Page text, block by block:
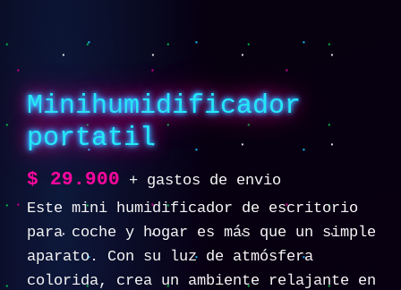
Minihumidificador
portatil
$ 29.900
+ gastos de envio
Este mini humidificador de escritorio
para coche y hogar es más que un simple
aparato. Con su luz de atmósfera
colorida, crea un ambiente relajante en